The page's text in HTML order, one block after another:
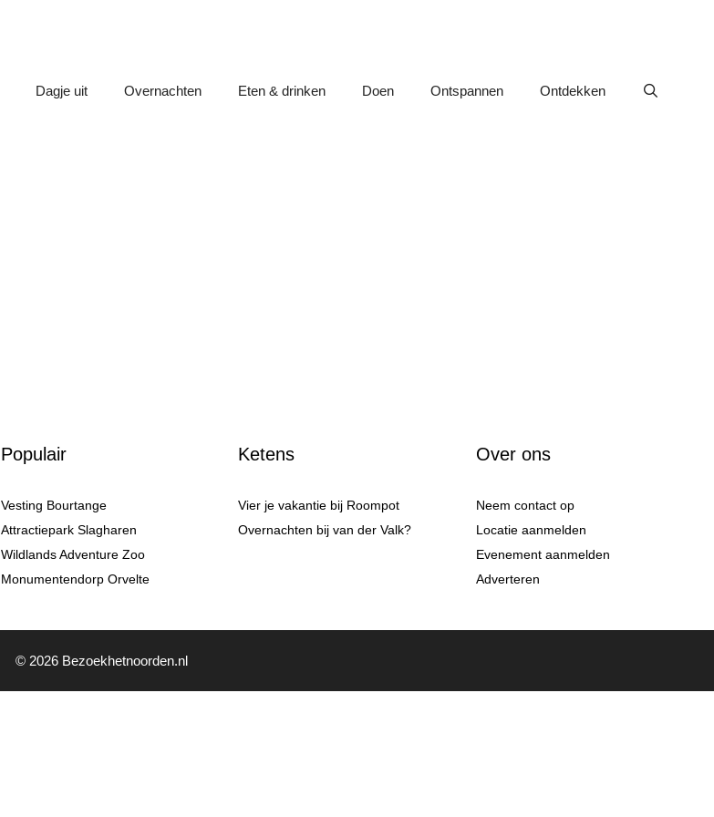
Dagje uit Overnachten Eten & drinken Doen Ontspannen Ontdekken
Populair
Vesting Bourtange
Attractiepark Slagharen
Wildlands Adventure Zoo
Monumentendorp Orvelte
Ketens
Vier je vakantie bij Roompot
Overnachten bij van der Valk?
Over ons
Neem contact op
Locatie aanmelden
Evenement aanmelden
Adverteren
© 2026 Bezoekhetnoorden.nl